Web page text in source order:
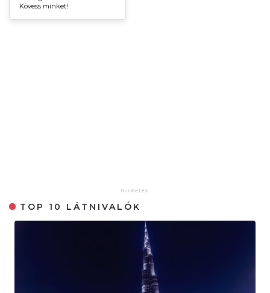
Kövess minket!
TOP 10 LÁTNIVALÓK